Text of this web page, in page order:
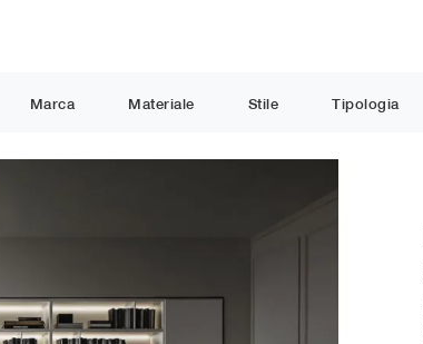
Marca Materiale Stile Tipologia